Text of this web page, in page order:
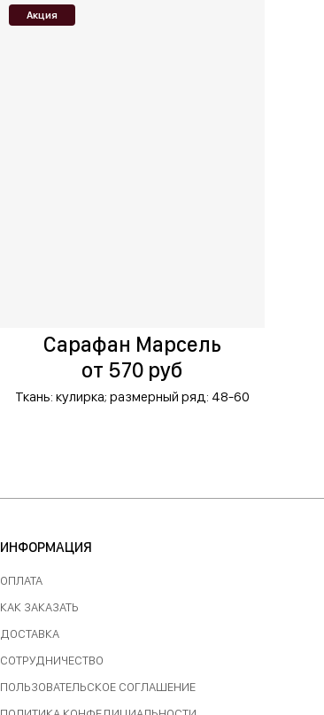
Акция
Сарафан Марсель
от 570 руб
Ткань: кулирка; размерный ряд: 48-60
ИНФОРМАЦИЯ
ОПЛАТА
КАК ЗАКАЗАТЬ
ДОСТАВКА
СОТРУДНИЧЕСТВО
ПОЛЬЗОВАТЕЛЬСКОЕ СОГЛАШЕНИЕ